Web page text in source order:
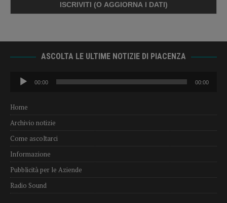
ASCOLTA LE ULTIME NOTIZIE DI PIACENZA
Audio
Player
00:00 00:00
Home
Archivio notizie
Come ascoltarci
Informazione
Pubblicità per le Aziende
Radio Sound